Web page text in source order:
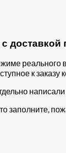
доставкой
к заказу
написали
заполните,